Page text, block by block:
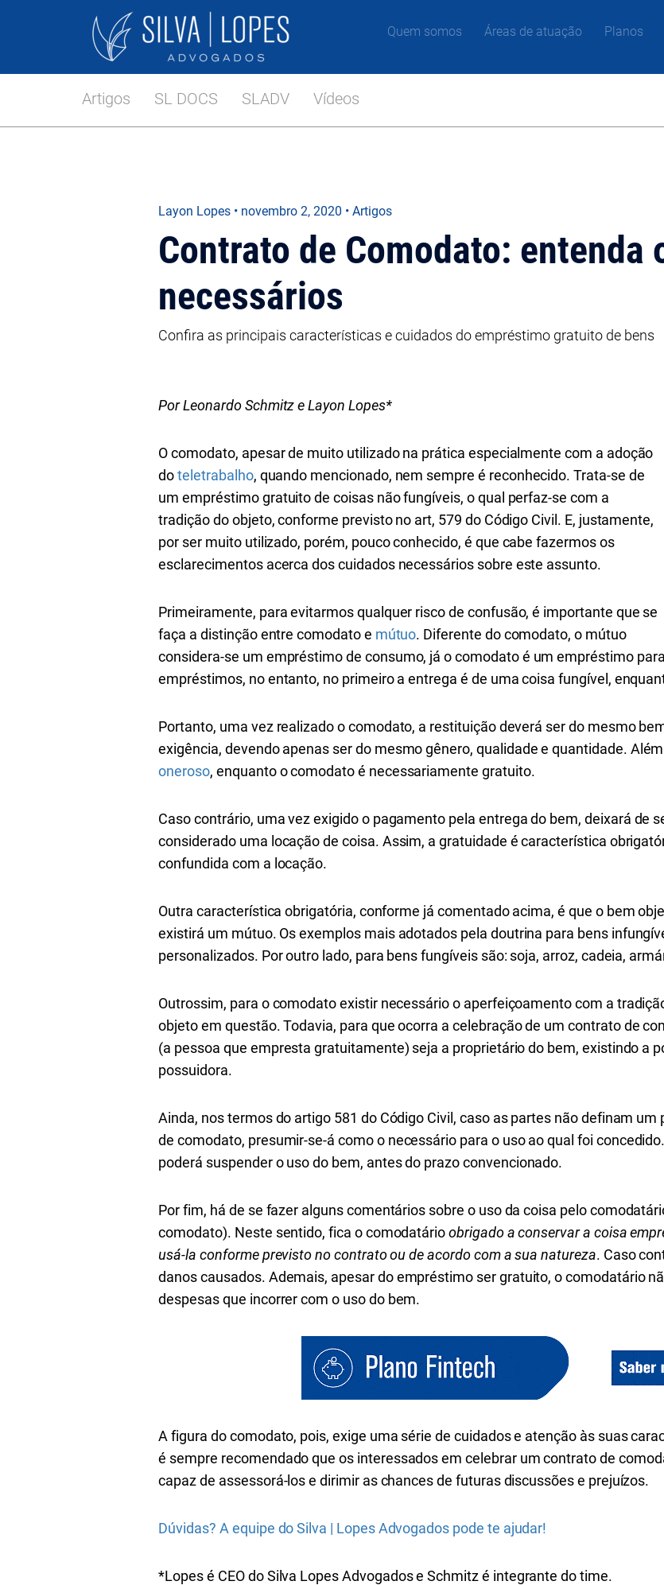
Quem somos Áreas de atuação Planos
Artigos SL DOCS SLADV Vídeos
Layon Lopes • novembro 2, 2020 • Artigos
Contrato de Comodato: entenda
necessários
Confira as principais características e cuidados do empréstimo gratuito de bens
Por LeonardoSchmitz e Layon Lopes*
O comodato, apesar de muito utilizado na prática especialmente com a adoção
doteletrabalho, quando mencionado, nem sempre é reconhecido. Trata-se de
um empréstimo gratuito de coisas não fungíveis, o qual perfaz-se com a
tradição do objeto, conforme previsto no art, 579 do Código Civil. E, justamente,
por ser muito utilizado, porém, pouco conhecido, é que cabe fazermos os
esclarecimentos acerca dos cuidados necessários sobre este assunto.
Primeiramente, para evitarmos qualquer risco de confusão, é importante que se
faça a distinção entre comodato e mútuo. Diferente do comodato, o mútuo
considera-se um empréstimo de consumo, já o comodato é um empréstimo
empréstimos, no entanto, no primeiro a entrega é de uma coisa fungível,
Portanto, uma vez realizado o comodato, a restituição deverá ser do mesmo
exigência, devendo apenas ser do mesmo gênero, qualidade e quantidade.
oneroso, enquanto o comodato é necessariamente gratuito.
Caso contrário, uma vez exigido o pagamento pela entrega do bem, deixará de
considerado uma locação de coisa. Assim, a gratuidade é característica
confundida com a locação.
Outra característica obrigatória, conforme já comentado acima, é que o bem
existirá um mútuo. Os exemplos mais adotados pela doutrina para bens
personalizados. Por outro lado, para bens fungíveis são: soja, arroz, cadeia,
Outrossim, para o comodato existir necessário o aperfeiçoamento com a
objeto em questão. Todavia, para que ocorra a celebração de um contrato de
(a pessoa que empresta gratuitamente) seja a proprietário do bem, existindo a
possuidora.
Ainda, nos termos do artigo 581 do Código Civil, caso as partes não definam
de comodato, presumir-se-á como o necessário para o uso ao qual foi
poderá suspender o uso do bem, antes do prazo convencionado.
Por fim, há de se fazer alguns comentários sobre o uso da coisa pelo
comodato). Neste sentido, fica o comodatárioobrigado a conservar a coisa
usá-la conforme previsto no contrato ou de acordo com a sua natureza. Caso
danos causados. Ademais, apesar do empréstimo ser gratuito, o comodatário
despesas que incorrer com o uso do bem.
A figura do comodato, pois, exige uma série de cuidados e atenção às suas
é sempre recomendado que os interessados em celebrar um contrato de
capaz de assessorá-los e dirimir as chances de futuras discussões e prejuízos.
Dúvidas? A equipe do Silva | Lopes Advogados pode te ajudar!
*Lopes é CEO do Silva Lopes Advogados e Schmitz é integrante do time.